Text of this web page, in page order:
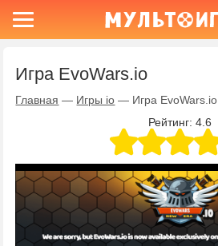
Игра EvoWars.io
Главная — Игры io — Игра EvoWars.io
Рейтинг: 4.6